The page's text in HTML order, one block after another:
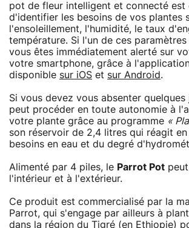
pot de fleur intelligent et connecté est
d'identifier les besoins de vos plantes
l'ensoleillement, l'humidité, le taux
température. Si l'un de ces
vous êtes immédiatement alerté sur
votre smartphone, grâce à
disponible sur iOS et sur Android.
Si vous devez vous absenter quelques
peut procéder en toute autonomie à
votre plante grâce au programme «
son réservoir de 2,4 litres qui réagit
besoins en eau et du degré
Alimenté par 4 piles, le Parrot Pot
l'intérieur et à l'extérieur.
Ce produit est commercialisé par la
Parrot, qui s'engage par ailleurs à
dans la région du Tigré (en Ethiopie)